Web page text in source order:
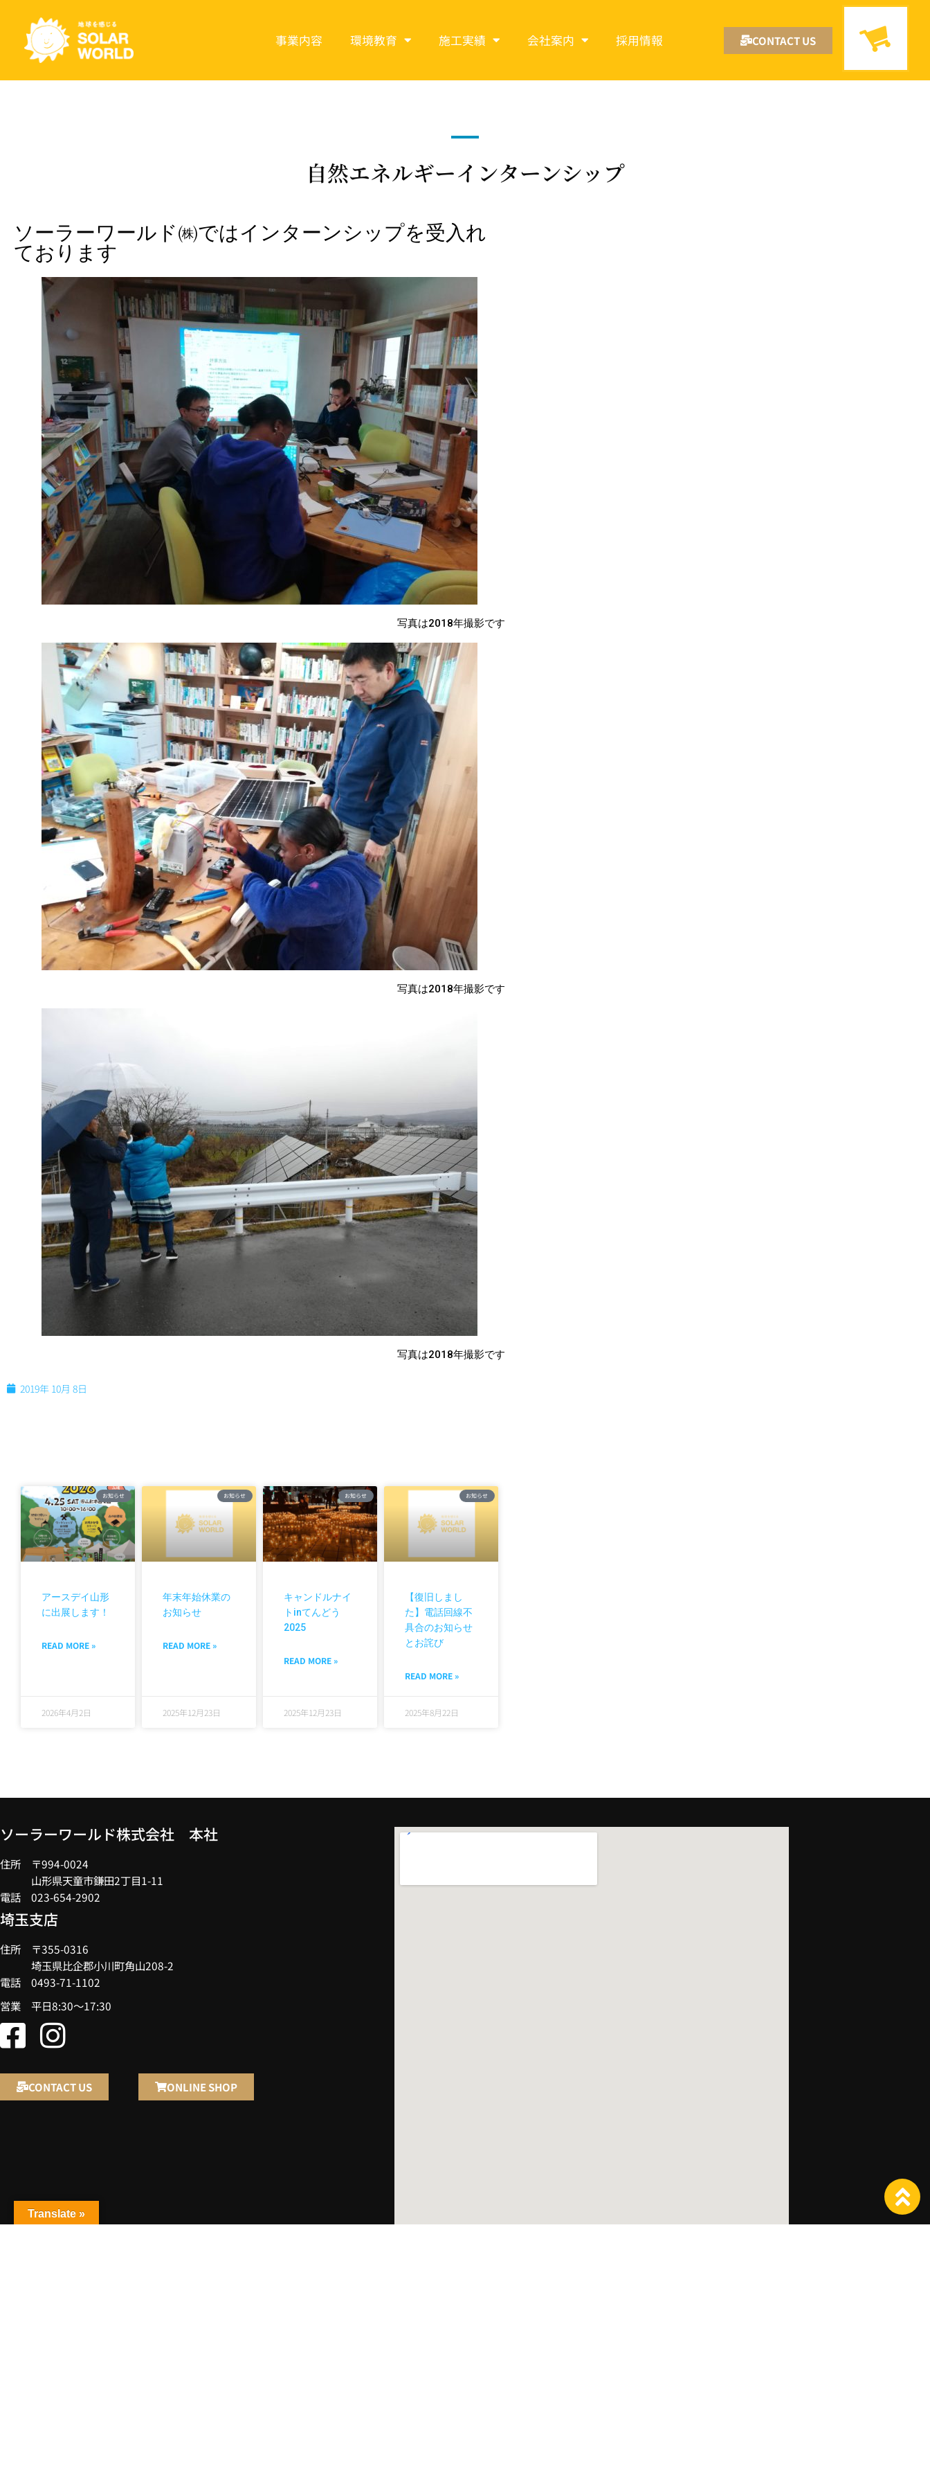
事業内容 環境教育 施工実績 会社案内 採用情報 CONTACT US
自然エネルギーインターンシップ
ソーラーワールド㈱ではインターンシップを受入れ
ております
写真は2018年撮影です
写真は2018年撮影です
写真は2018年撮影です
2019年 10月 8日
お知らせ
アースデイ山形
に出展します！
READ MORE »
2026年4月2日
お知らせ
年末年始休業の
お知らせ
READ MORE »
2025年12月23日
お知らせ
キャンドルナイ
トinてんどう
2025
READ MORE »
2025年12月23日
お知らせ
【復旧しまし
た】電話回線不
具合のお知らせ
とお詫び
READ MORE »
2025年8月22日
ソーラーワールド株式会社 本社
住所 〒994-0024
山形県天童市鎌田2丁目1-11
電話 023-654-2902
埼玉支店
住所 〒355-0316
埼玉県比企郡小川町角山208-2
電話 0493-71-1102
営業 平日8:30～17:30
CONTACT US ONLINE SHOP
Translate »